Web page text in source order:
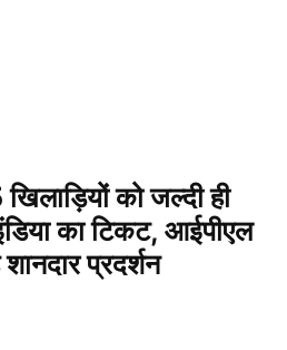
को जल्दी ही
का टिकट, आईपीएल
प्रदर्शन